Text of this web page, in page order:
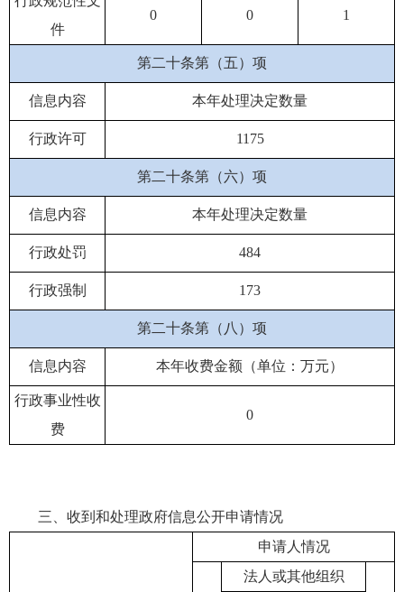
件
0 0 1
第二十条第（五）项
信息内容 本年处理决定数量
行政许可 1175
第二十条第（六）项
信息内容 本年处理决定数量
行政处罚 484
行政强制 173
第二十条第（八）项
信息内容 本年收费金额（单位：万元）
行政事业性收
费
0
三、收到和处理政府信息公开申请情况
申请人情况
法人或其他组织